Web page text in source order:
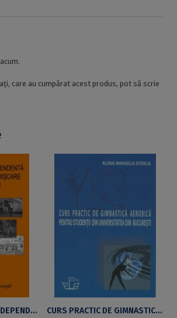
care au cumpărat acest produs, pot să scrie
ACTIVITATEA FIZICĂ INDEPENDENTĂ ȘI VALORIFICAREA PRIN MIȘCARE A TIMPULUI LIBER. VOL. I CURS PRACTIC DE GIMNASTICĂ AEROBICĂ PENTRU STUDENȚII DIN UNIVERSITATEA DIN BUCUREȘTI